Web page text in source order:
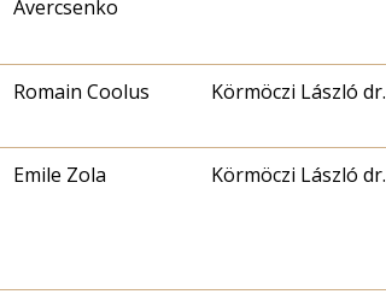
Avercsenko
Romain Coolus Körmöczi László dr.
Emile Zola Körmöczi László dr.